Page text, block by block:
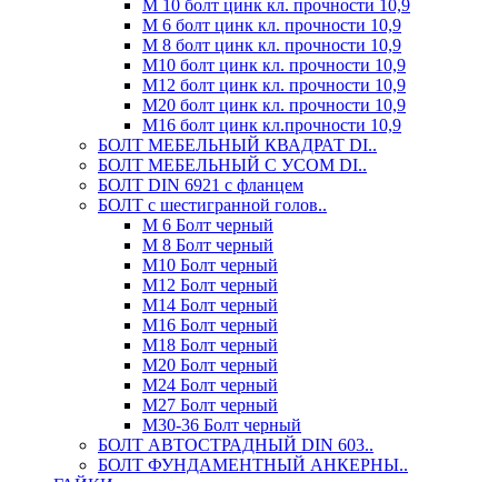
М 10 болт цинк кл. прочности 10,9
М 6 болт цинк кл. прочности 10,9
М 8 болт цинк кл. прочности 10,9
М10 болт цинк кл. прочности 10,9
М12 болт цинк кл. прочности 10,9
М20 болт цинк кл. прочности 10,9
М16 болт цинк кл.прочности 10,9
БОЛТ МЕБЕЛЬНЫЙ КВАДРАТ DI..
БОЛТ МЕБЕЛЬНЫЙ С УСОМ DI..
БОЛТ DIN 6921 c фланцем
БОЛТ с шестигранной голов..
М 6 Болт черный
М 8 Болт черный
М10 Болт черный
М12 Болт черный
М14 Болт черный
М16 Болт черный
М18 Болт черный
М20 Болт черный
М24 Болт черный
М27 Болт черный
М30-36 Болт черный
БОЛТ АВТОСТРАДНЫЙ DIN 603..
БОЛТ ФУНДАМЕНТНЫЙ АНКЕРНЫ..